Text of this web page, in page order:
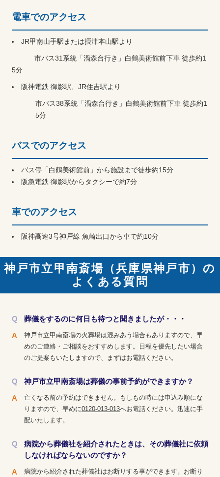
電車でのアクセス
JR甲南山手駅または摂津本山駅より
市バス31系統「渦森台行き」白鶴美術館前下車 徒歩約1
5分
阪神電鉄 御影駅、JR住吉駅より
市バス38系統「渦森台行き」白鶴美術館前下車 徒歩約1
5分
バスでのアクセス
バス停「白鶴美術館前」から施設まで徒歩約15分
阪急電鉄 御影駅からタクシーで約7分
車でのアクセス
阪神高速3号神戸線 魚崎出口から車で約10分
神戸市立甲南斎場（兵庫県神戸市）の
よくある質問
葬儀をするのに何日も待つと聞きましたが・・・
神戸市立甲南斎場の火葬場は混みあう場合もありますので、早
めのご連絡・ご相談をおすすめします。日程を優先したい場合
のご提案もいたしますので、まずはお電話ください。
神戸市立甲南斎場は葬儀の事前予約ができますか？
亡くなる前の予約はできません。もしもの時には申込み順にな
りますので、早めに0120-013-013へお電話ください。迅速に手
配いたします。
病院から葬儀社を紹介されたときは、その葬儀社に依頼
しなければならないのですか？
病院から紹介された葬儀社はお断りする事ができます。お断り